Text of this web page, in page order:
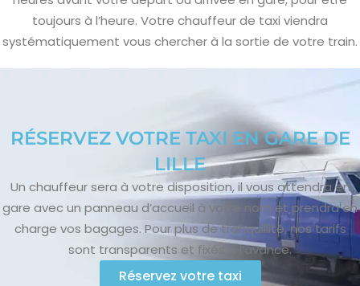
toujours à l’heure. Votre chauffeur de taxi viendra
systématiquement vous chercher à la sortie de votre train.
RÉSERVEZ VOTRE TAXI EN GARE DE
LILLE
Un chauffeur sera à votre disposition, il vous attendra en
gare avec un panneau d’accueil à votre nom et prendra en
charge vos bagages. Pour plus de tranquillité, nos tarifs
sont transparents et fixés à l’avance.
Réservez votre taxi